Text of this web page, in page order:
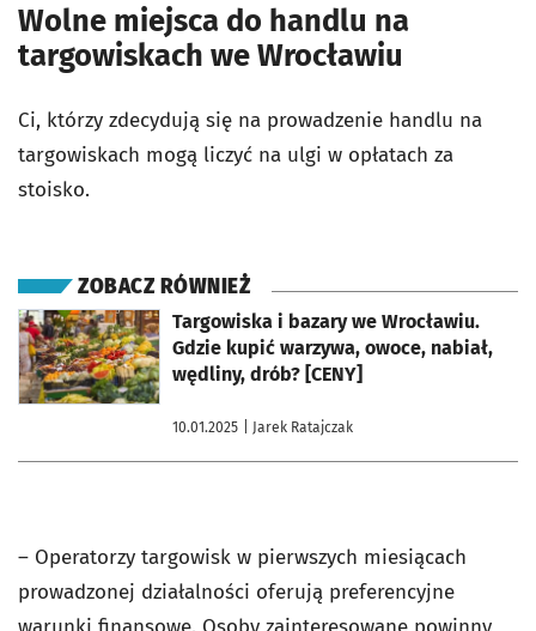
Wolne miejsca do handlu na
targowiskach we Wrocławiu
Ci, którzy zdecydują się na prowadzenie handlu na
targowiskach mogą liczyć na ulgi w opłatach za
stoisko.
ZOBACZ RÓWNIEŻ
Targowiska i bazary we Wrocławiu.
Gdzie kupić warzywa, owoce, nabiał,
wędliny, drób? [CENY]
10.01.2025 | Jarek Ratajczak
otworzy się w nowej karcie
– Operatorzy targowisk w pierwszych miesiącach
prowadzonej działalności oferują preferencyjne